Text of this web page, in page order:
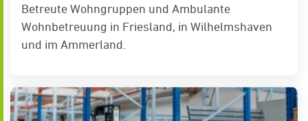
Betreute Wohngruppen und Ambulante
Wohnbetreuung in Friesland, in Wilhelmshaven
und im Ammerland.